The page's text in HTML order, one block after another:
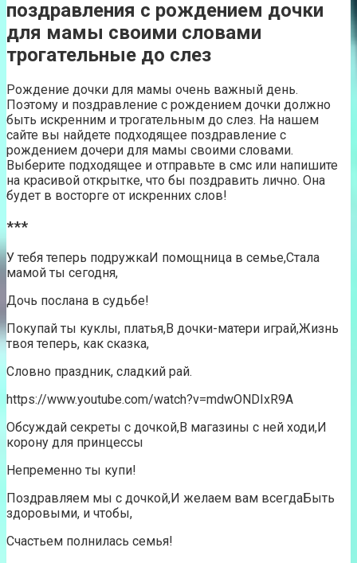
поздравления с рождением дочки
для мамы своими словами
трогательные до слез
Рождение дочки для мамы очень важный день.
Поэтому и поздравление с рождением дочки должно
быть искренним и трогательным до слез. На нашем
сайте вы найдете подходящее поздравление с
рождением дочери для мамы своими словами.
Выберите подходящее и отправьте в смс или напишите
на красивой открытке, что бы поздравить лично. Она
будет в восторге от искренних слов!
***
У тебя теперь подружкаИ помощница в семье,Стала
мамой ты сегодня,
Дочь послана в судьбе!
Покупай ты куклы, платья,В дочки-матери играй,Жизнь
твоя теперь, как сказка,
Словно праздник, сладкий рай.
https://www.youtube.com/watch?v=mdwONDIxR9A
Обсуждай секреты с дочкой,В магазины с ней ходи,И
корону для принцессы
Непременно ты купи!
Поздравляем мы с дочкой,И желаем вам всегдаБыть
здоровыми, и чтобы,
Счастьем полнилась семья!